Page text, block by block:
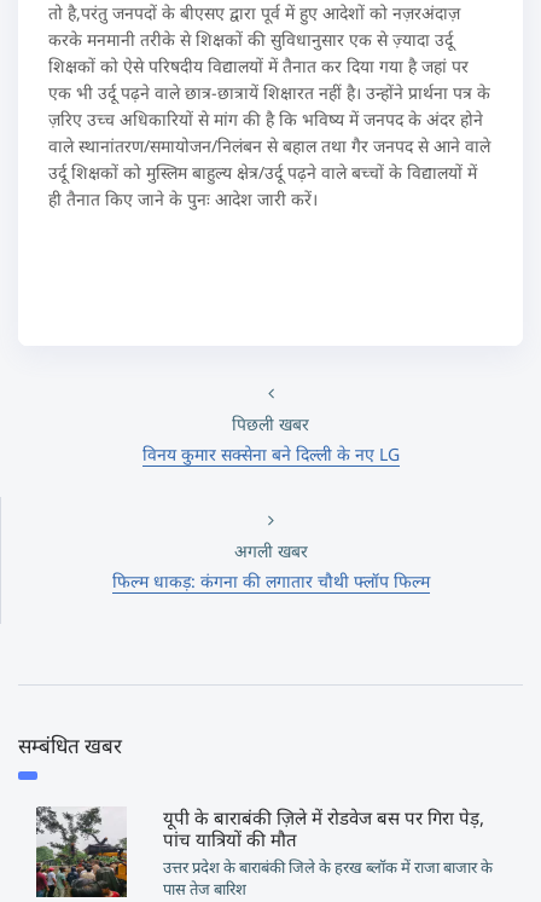
तो है,परंतु जनपदों के बीएसए द्वारा पूर्व में हुए आदेशों को नज़रअंदाज़
करके मनमानी तरीके से शिक्षकों की सुविधानुसार एक से ज़्यादा उर्दू
शिक्षकों को ऐसे परिषदीय विद्यालयों में तैनात कर दिया गया है जहां पर
एक भी उर्दू पढ़ने वाले छात्र-छात्रायें शिक्षारत नहीं है। उन्होंने प्रार्थना पत्र के
ज़रिए उच्च अधिकारियों से मांग की है कि भविष्य में जनपद के अंदर होने
वाले स्थानांतरण/समायोजन/निलंबन से बहाल तथा गैर जनपद से आने वाले
उर्दू शिक्षकों को मुस्लिम बाहुल्य क्षेत्र/उर्दू पढ़ने वाले बच्चों के विद्यालयों में
ही तैनात किए जाने के पुनः आदेश जारी करें।
पिछली खबर
विनय कुमार सक्सेना बने दिल्ली के नए LG
अगली खबर
फिल्म धाकड़: कंगना की लगातार चौथी फ्लॉप फिल्म
सम्बंधित खबर
यूपी के बाराबंकी ज़िले में रोडवेज बस पर गिरा पेड़,
पांच यात्रियों की मौत
उत्तर प्रदेश के बाराबंकी जिले के हरख ब्लॉक में राजा बाजार के
पास तेज बारिश